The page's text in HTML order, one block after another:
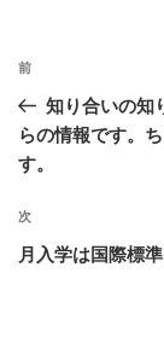
投
ナ
ビ
ー
シ
過
去
の
投
前
知り合いの知
らの情報です。
す。
次
の
次
月入学は国際標